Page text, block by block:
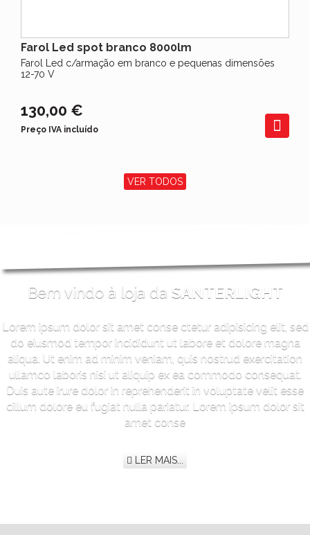
Farol Led spot branco 8000lm
Farol Led c/armação em branco e pequenas dimensões
12-70 V
130,00 €
Preço IVA incluído
VER TODOS
Bem vindo à loja da SANTERLIGHT
Lorem ipsum dolor sit amet conse ctetur adipisicing elit, sed
do eiusmod tempor incididunt ut labore et dolore magna
aliqua. Ut enim ad minim veniam, quis nostrud exercitation
ullamco laboris nisi ut aliquip ex ea commodo consequat.
Duis aute irure dolor in reprehenderit in voluptate velit esse
cillum dolore eu fugiat nulla pariatur. Lorem ipsum dolor sit
amet conse
LER MAIS...